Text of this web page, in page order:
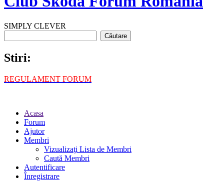
SIMPLY CLEVER
Stiri:
REGULAMENT FORUM
Acasa
Forum
Ajutor
Membri
Vizualizaţi Lista de Membri
Caută Membri
Autentificare
Înregistrare